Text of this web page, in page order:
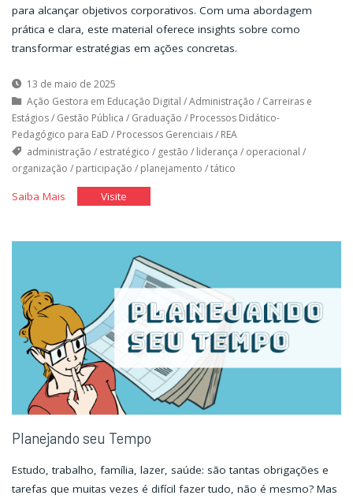
para alcançar objetivos corporativos. Com uma abordagem
prática e clara, este material oferece insights sobre como
transformar estratégias em ações concretas.
13 de maio de 2025
Ação Gestora em Educação Digital /Administração / Carreiras e
Estágios/ Gestão Pública / Graduação / Processos Didático-
Pedagógico para EaD / Processos Gerenciais/ REA
administração / estratégico / gestão / liderança / operacional /
organização / participação / planejamento /tático
Saiba Mais"Tipos
Visite"Tipos
Planejando seu Tempo
Estudo, trabalho, família, lazer, saúde: são tantas obrigações e
tarefas que muitas vezes é difícil fazer tudo, não é mesmo? Mas